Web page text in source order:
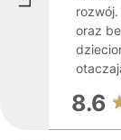
rozwój.
oraz
8.6